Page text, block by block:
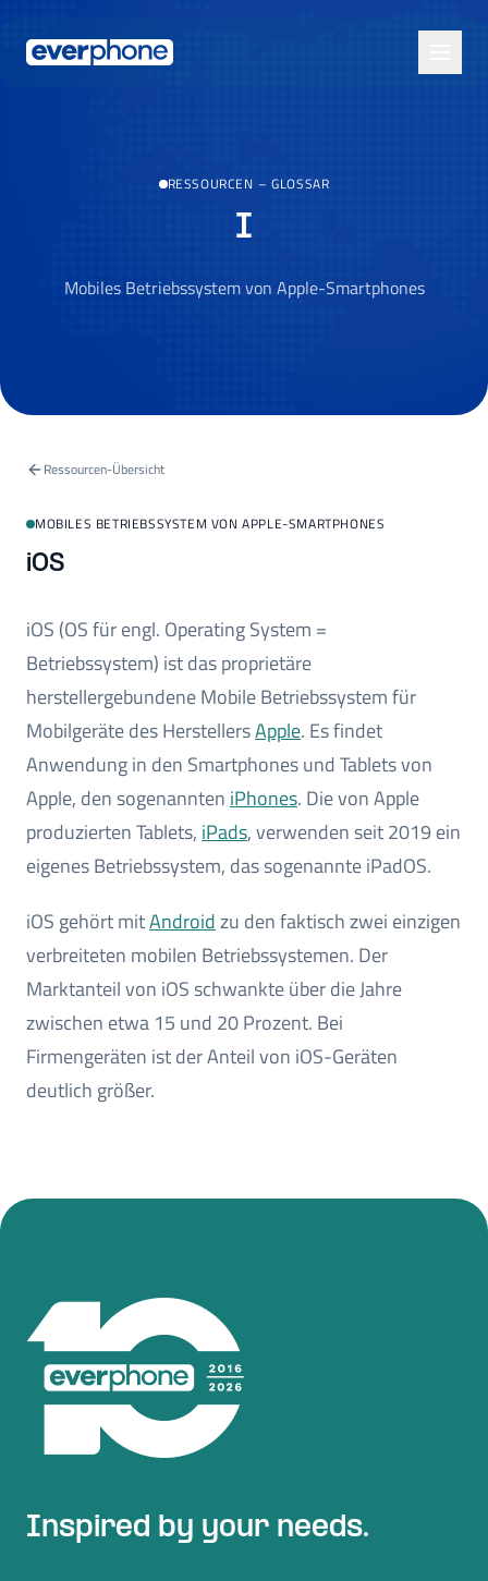
RESSOURCEN – GLOSSAR
I
Mobiles Betriebssystem von Apple-Smartphones
Ressourcen-Übersicht
MOBILES BETRIEBSSYSTEM VON APPLE-SMARTPHONES
iOS
iOS (OS für engl. Operating System =
Betriebssystem) ist das proprietäre
herstellergebundene Mobile Betriebssystem für
Mobilgeräte des HerstellersApple. Es findet
Anwendung in den Smartphones und Tablets von
Apple, den sogenannten iPhones. Die von Apple
produzierten Tablets, iPads, verwenden seit 2019 ein
eigenes Betriebssystem, das sogenannte iPadOS.
iOS gehört mitAndroidzu den faktisch zwei einzigen
verbreiteten mobilen Betriebssystemen. Der
Marktanteil von iOS schwankte über die Jahre
zwischen etwa 15 und 20 Prozent. Bei
Firmengeräten ist der Anteil von iOS-Geräten
deutlich größer.
Inspired by your needs.